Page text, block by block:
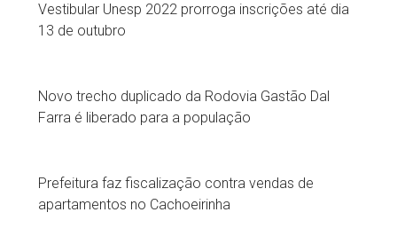
Vestibular Unesp 2022 prorroga inscrições até dia
13 de outubro
Novo trecho duplicado da Rodovia Gastão Dal
Farra é liberado para a população
Prefeitura faz fiscalização contra vendas de
apartamentos no Cachoeirinha